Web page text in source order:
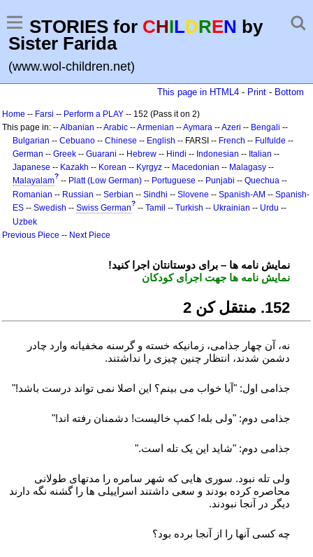
STORIES for CHILDREN by
Sister Farida
(www.wol-children.net)
This page in HTML4 - Print - Bottom
Home -- Farsi -- Perform a PLAY -- 152 (Pass it on 2)
This page in: --Albanian --Arabic --Armenian --Aymara --Azeri -- Bengali --
Bulgarian -- Cebuano -- Chinese -- English -- FARSI -- French -- Fulfulde --
German -- Greek -- Guarani -- Hebrew -- Hindi -- Indonesian -- Italian --
Japanese -- Kazakh -- Korean -- Kyrgyz -- Macedonian -- Malagasy --
Malayalam? -- Platt (Low German) -- Portuguese -- Punjabi -- Quechua --
Romanian -- Russian -- Serbian -- Sindhi -- Slovene -- Spanish-AM -- Spanish-
ES -- Swedish -- Swiss German? -- Tamil -- Turkish -- Ukrainian -- Urdu --
Uzbek
Previous Piece -- Next Piece
!نمایش نامه ها – برای دوستانتان اجرا کنید
نمایش نامه ها جهت اجرای کودکان
251. منتقل کن 2
نه، آن چهار جذامی، زمانیکه خسته و گرسنه مخفیانه وارد چادر
دشمن شدند، انتظار چنین چیزی را نداشتند.
جذامی اول: "آیا خواب می بینم؟ این اصلا نمی تواند درست باشد!"
جذامی دوم: "ولی بله! کمپ خالیست! دشمنان رفته اند!"
جذامی دوم: "شاید این یک تله است."
ولی تله نبود. سوری هایی که شهر سامره را مدتهای طولانی
محاصره کرده بودند و سعی داشتند اسراییلی ها را گشنه نگه دارند
دیگر در آنجا نبودند.
چه کسی آنها را از آنجا برده بود؟